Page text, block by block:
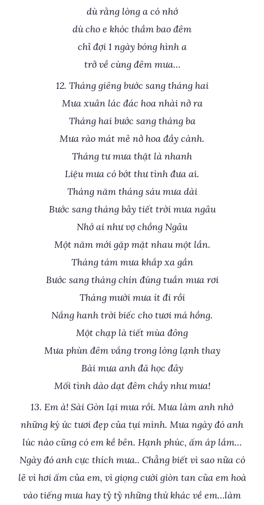
dù rằng lòng a có nhớ
dù cho e khóc thầm bao đêm
chỉ đợi 1 ngày bóng hình a
trở về cùng đêm mưa…
12. Tháng giêng bước sang tháng hai
Mưa xuân lác đác hoa nhài nở ra
Tháng hai bước sang tháng ba
Mưa rào mát mẻ nở hoa đầy cành.
Tháng tư mưa thật là nhanh
Liệu mưa có bớt thư tình đưa ai.
Tháng năm tháng sáu mưa dài
Bước sang tháng bảy tiết trời mưa ngâu
Nhớ ai như vợ chồng Ngâu
Một năm mới gặp mặt nhau một lần.
Tháng tám mưa khắp xa gần
Bước sang tháng chín đúng tuần mưa rơi
Tháng mười mưa ít đi rồi
Nắng hanh trời biếc cho tươi má hồng.
Một chạp là tiết mùa đông
Mưa phùn đêm vắng trong lòng lạnh thay
Bài mưa anh đã học đây
Mối tình dào dạt đêm chầy như mưa!
13. Em à! Sài Gòn lại mưa rồi. Mưa làm anh nhớ
những ký ức tươi đẹp của tụi mình. Mưa ngày đó anh
lúc nào cũng có em kề bên. Hạnh phúc, ấm áp lắm…
Ngày đó anh cực thích mưa.. Chẳng biết vì sao nửa có
lẽ vì hơi ấm của em, vì giọng cười giòn tan của em hoà
vào tiếng mưa hay tỷ tỷ những thứ khác về em…làm